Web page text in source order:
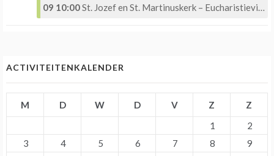
09 10:00St. Jozef en St. Martinuskerk – Eucharistieviering
ACTIVITEITENKALENDER
M D W D V Z
Z
1
2
3
4 5 6 7 8
9